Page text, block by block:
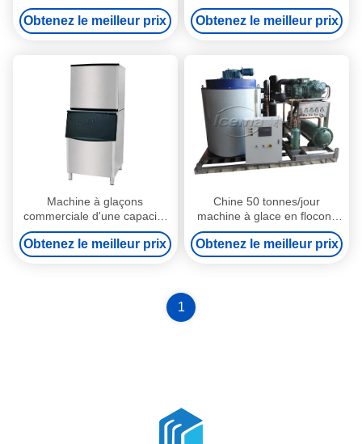
commerciaux offrant une
capacité quotidienne de 900
kg 24 heures Le réfrigérant
Obtenez le meilleur prix
productivité vitesse de
fabrication de glace 15 à 20
minutes temps de
les restaurants
Obtenez le meilleur prix
Machine à glaçons
commerciale d'une capacité
de 480 kg, offrant une
production quotidienne de
900 kg de glace en 24
Obtenez le meilleur prix
Chine 50 tonnes/jour
machine à glace en flocons
de neige pour le
refroidissement avec prix
d'usine
Obtenez le meilleur prix
1